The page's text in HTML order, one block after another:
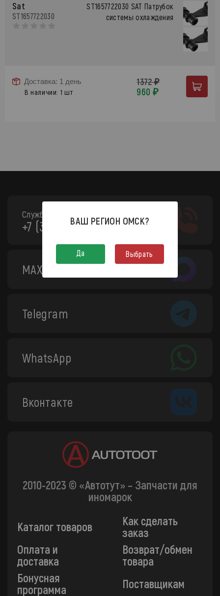
Sat
ST1657722030
ST1657722030 SAT Патрубок
системы охлаждения
Доставка: 1 день
В наличии: 1 шт
1372 ₽
960 ₽
Служба поддержки:
+7 (3812) 208-130
MAX
Telegram
WhatsApp
Вконтакте
2010-2023 © «Автотут» – Запчасти для
иномарок
Каталог товаров
Как сделать
заказ
Оплата и
доставка
Возврат/обмен
товара
Бонусная
программа
Поставщикам
ВАШ РЕГИОН ОМСК?
Да Выбрать